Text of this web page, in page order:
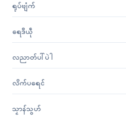
ရုပ်ဗျံက်
ရေဒဳယဵု
လညာတ်ပါ်ပဲါ
လိက်ပရေၚ်
သၟာန်သွဟ်